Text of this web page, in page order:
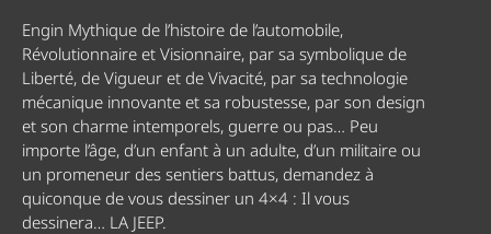
Engin Mythique de l’histoire de l’automobile,
Révolutionnaire et Visionnaire, par sa symbolique de
Liberté, de Vigueur et de Vivacité, par sa technologie
mécanique innovante et sa robustesse, par son design
et son charme intemporels, guerre ou pas… Peu
importe l’âge, d’un enfant à un adulte, d’un militaire ou
un promeneur des sentiers battus, demandez à
quiconque de vous dessiner un 4×4 : Il vous
dessinera… LA JEEP.